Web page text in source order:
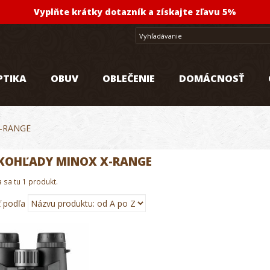
Vyplňte krátky dotazník a získajte zľavu 5%
OBUV OBLEČENIE DOMÁCNOSŤ
RANGE
MINOX X-RANGE
sa tu 1 produkt.
podľa